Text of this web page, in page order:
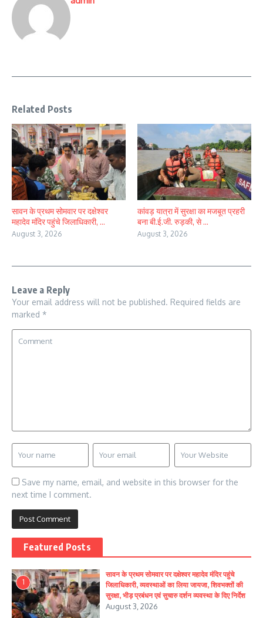
Related Posts
सावन के प्रथम सोमवार पर दक्षेश्वर
महादेव मंदिर पहुंचे जिलाधिकारी, ...
August 3, 2026
कांवड़ यात्रा में सुरक्षा का मजबूत प्रहरी
बना बी.ई.जी. रुड़की, से ...
August 3, 2026
Leave a Reply
Your email address will not be published. Required fields are
marked *
Save my name, email, and website in this browser for the
next time I comment.
Featured Posts
1
सावन के प्रथम सोमवार पर दक्षेश्वर महादेव मंदिर पहुंचे
जिलाधिकारी, व्यवस्थाओं का लिया जायजा, शिवभक्तों की
सुरक्षा, भीड़ प्रबंधन एवं सुचारु दर्शन व्यवस्था के दिए निर्देश
August 3, 2026